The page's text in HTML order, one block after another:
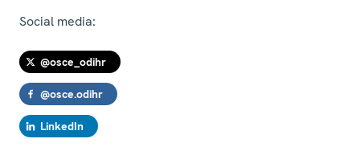
Social media:
@osce_odihr
@osce.odihr
LinkedIn